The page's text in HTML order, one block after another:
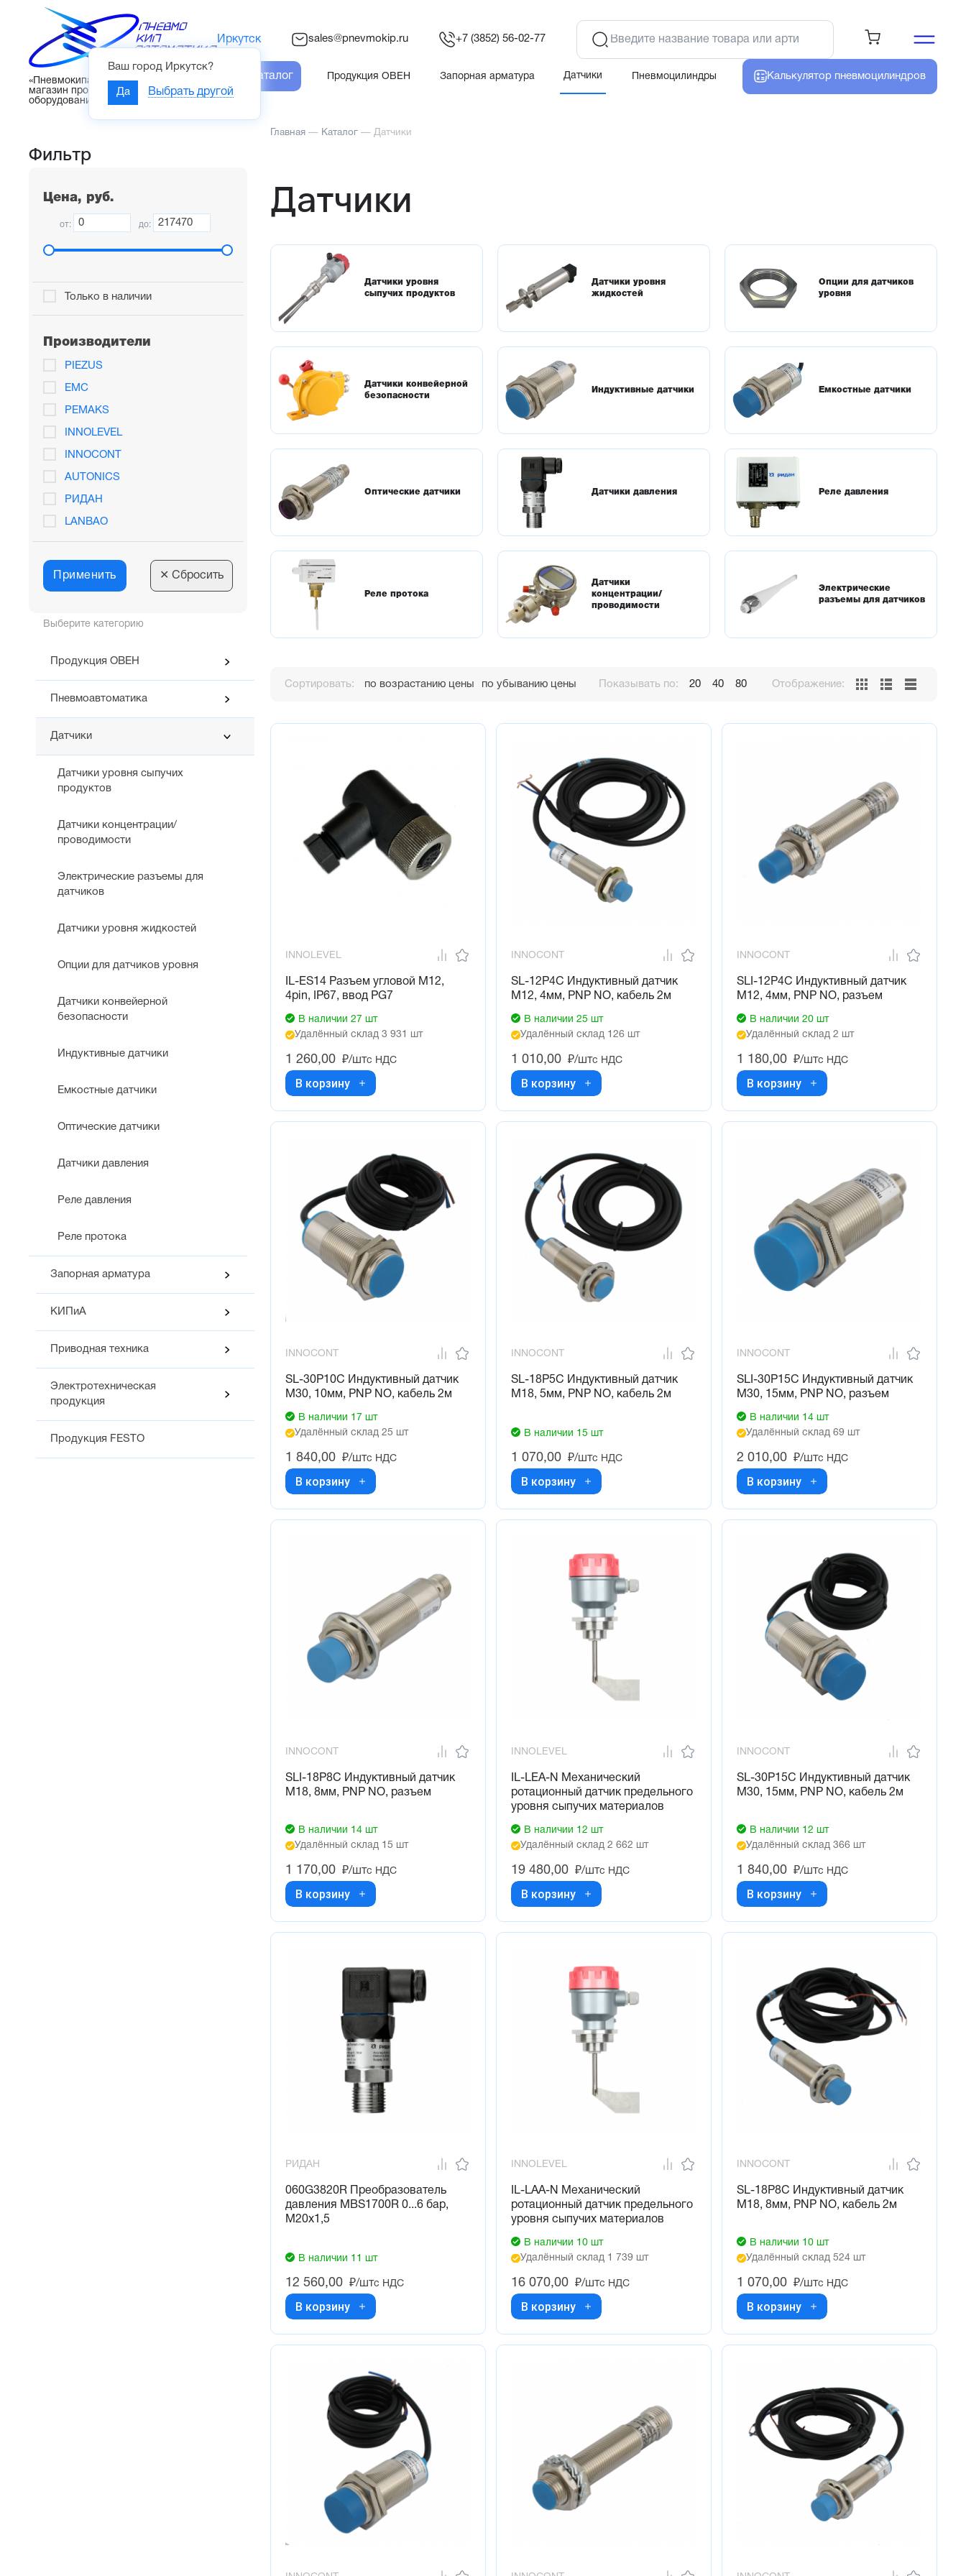
«Пневмокипавтоматика» – интернет-
магазин промышленного
оборудования
Иркутск
Ваш город Иркутск?
Да Выбрать другой
sales@pnevmokip.ru +7 (3852) 56-02-77
Каталог Продукция ОВЕН Запорная арматура Датчики Пневмоцилиндры Калькулятор пневмоцилиндров
Выберите категорию
Продукция ОВЕН
Пневмоавтоматика
Датчики
Датчики уровня сыпучих
продуктов
Датчики концентрации/
проводимости
Электрические разъемы для
датчиков
Датчики уровня жидкостей
Опции для датчиков уровня
Датчики конвейерной
безопасности
Индуктивные датчики
Емкостные датчики
Оптические датчики
Датчики давления
Реле давления
Реле протока
Запорная арматура
КИПиА
Приводная техника
Электротехническая
продукция
Продукция FESTO
Фильтр
Цена, руб.
от: до:
Только в наличии
Производители
PIEZUS
EMC
PEMAKS
INNOLEVEL
INNOCONT
AUTONICS
РИДАН
LANBAO
ПРОМА
Применить
✕ Сбросить
Главная — Каталог — Датчики
Датчики
Датчики уровня
сыпучих продуктов
Датчики уровня
жидкостей
Опции для датчиков
уровня
Датчики конвейерной
безопасности
Индуктивные датчики Емкостные датчики
Оптические датчики Датчики давления Реле давления
Реле протока
Датчики
концентрации/
проводимости
Электрические
разъемы для датчиков
Сортировать: по возрастанию цены по убыванию цены Показывать по: 20 40 80 Отображение:
INNOLEVEL
IL-ES14 Разъем угловой M12,
4pin, IP67, ввод PG7
В наличии 27 шт
Удалённый склад 3 931 шт
1 260,00 ₽/штс НДС
В корзину
INNOCONT
SL-12P4C Индуктивный датчик
М12, 4мм, PNP NO, кабель 2м
В наличии 25 шт
Удалённый склад 126 шт
1 010,00 ₽/штс НДС
В корзину
INNOCONT
SLI-12P4C Индуктивный датчик
М12, 4мм, PNP NO, разъем
В наличии 20 шт
Удалённый склад 2 шт
1 180,00 ₽/штс НДС
В корзину
INNOCONT
SL-30P10C Индуктивный датчик
М30, 10мм, PNP NO, кабель 2м
В наличии 17 шт
Удалённый склад 25 шт
1 840,00 ₽/штс НДС
В корзину
INNOCONT
SL-18P5C Индуктивный датчик
М18, 5мм, PNP NO, кабель 2м
В наличии 15 шт
1 070,00 ₽/штс НДС
В корзину
INNOCONT
SLI-30P15C Индуктивный датчик
М30, 15мм, PNP NO, разъем
В наличии 14 шт
Удалённый склад 69 шт
2 010,00 ₽/штс НДС
В корзину
INNOCONT
SLI-18P8C Индуктивный датчик
М18, 8мм, PNP NO, разъем
В наличии 14 шт
Удалённый склад 15 шт
1 170,00 ₽/штс НДС
В корзину
INNOLEVEL
IL-LEA-N Механический
ротационный датчик предельного
уровня сыпучих материалов
В наличии 12 шт
Удалённый склад 2 662 шт
19 480,00 ₽/штс НДС
В корзину
INNOCONT
SL-30P15C Индуктивный датчик
М30, 15мм, PNP NO, кабель 2м
В наличии 12 шт
Удалённый склад 366 шт
1 840,00 ₽/штс НДС
В корзину
РИДАН
060G3820R Преобразователь
давления MBS1700R 0...6 бар,
М20х1,5
В наличии 11 шт
12 560,00 ₽/штс НДС
В корзину
INNOLEVEL
IL-LAA-N Механический
ротационный датчик предельного
уровня сыпучих материалов
В наличии 10 шт
Удалённый склад 1 739 шт
16 070,00 ₽/штс НДС
В корзину
INNOCONT
SL-18P8C Индуктивный датчик
М18, 8мм, PNP NO, кабель 2м
В наличии 10 шт
Удалённый склад 524 шт
1 070,00 ₽/штс НДС
В корзину